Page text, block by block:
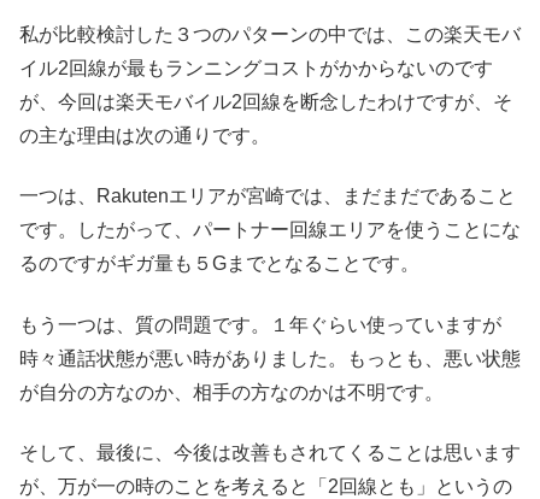
私が比較検討した３つのパターンの中では、この楽天モバ
イル2回線が最もランニングコストがかからないのです
が、今回は楽天モバイル2回線を断念したわけですが、そ
の主な理由は次の通りです。
一つは、Rakutenエリアが宮崎では、まだまだであること
です。したがって、パートナー回線エリアを使うことにな
るのですがギガ量も５Gまでとなることです。
もう一つは、質の問題です。１年ぐらい使っていますが
時々通話状態が悪い時がありました。もっとも、悪い状態
が自分の方なのか、相手の方なのかは不明です。
そして、最後に、今後は改善もされてくることは思います
が、万が一の時のことを考えると「2回線とも」というの